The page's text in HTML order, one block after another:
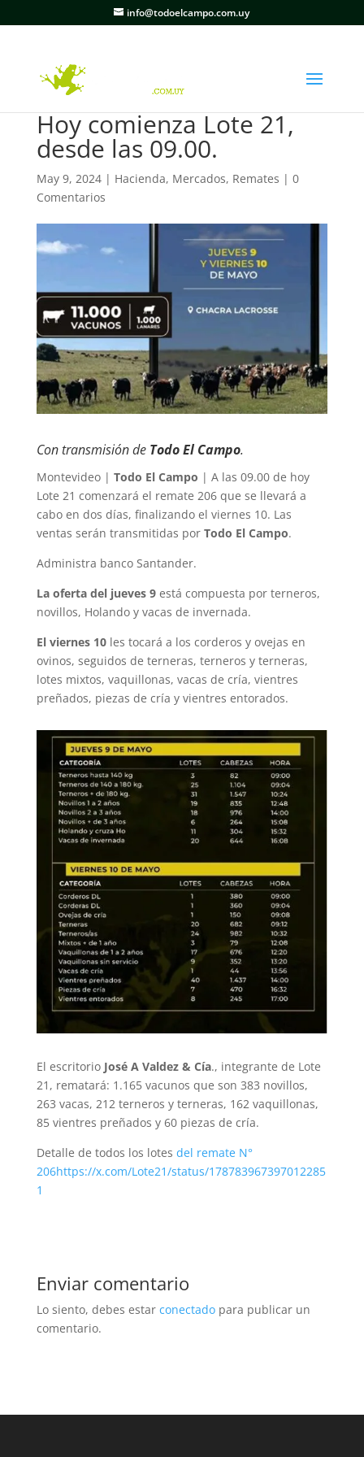
info@todoelcampo.com.uy
Hoy comienza Lote 21,
desde las 09.00.
May 9, 2024| Hacienda, Mercados, Remates | 0
Comentarios
Con transmisión de Todo El Campo.
Montevideo | Todo El Campo | A las 09.00 de hoy
Lote 21 comenzará el remate 206 que se llevará a
cabo en dos días, finalizando el viernes 10. Las
ventas serán transmitidas por Todo El Campo.
Administra banco Santander.
La oferta del jueves 9está compuesta por terneros,
novillos, Holando y vacas de invernada.
El viernes 10les tocará a los corderos y ovejas en
ovinos, seguidos de terneras, terneros y terneras,
lotes mixtos, vaquillonas, vacas de cría, vientres
preñados, piezas de cría y vientres entorados.
El escritorio José A Valdez & Cía., integrante de Lote
21, rematará: 1.165 vacunos que son 383 novillos,
263 vacas, 212 terneros y terneras, 162 vaquillonas,
85 vientres preñados y 60 piezas de cría.
Detalle de todos los lotes del remate N°
206https://x.com/Lote21/status/178783967397012285
1
Enviar comentario
Lo siento, debes estar conectadopara publicar un
comentario.